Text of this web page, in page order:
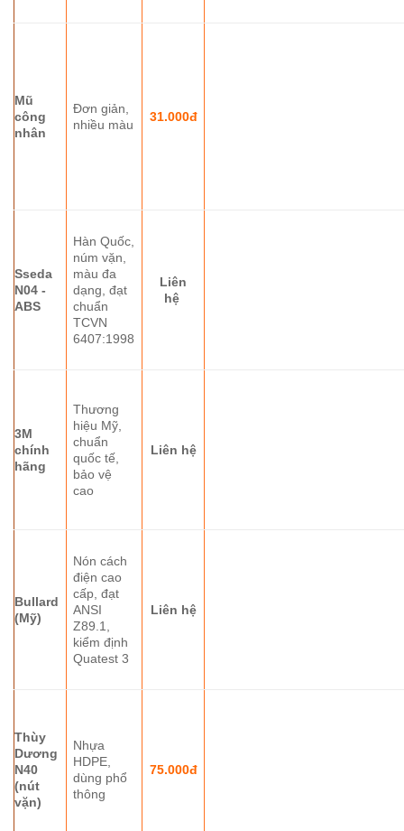
Mũ
công
nhân
Đơn giản,
nhiều màu
31.000đ
Sseda
N04 -
ABS
Hàn Quốc,
núm vặn,
màu đa
dạng, đạt
chuẩn
TCVN
6407:1998
Liên
hệ
3M
chính
hãng
Thương
hiệu Mỹ,
chuẩn
quốc tế,
bảo vệ
cao
Liên hệ
Bullard
(Mỹ)
Nón cách
điện cao
cấp, đạt
ANSI
Z89.1,
kiểm định
Quatest 3
Liên hệ
Thùy
Dương
N40
(nút
vặn)
Nhựa
HDPE,
dùng phổ
thông
75.000đ